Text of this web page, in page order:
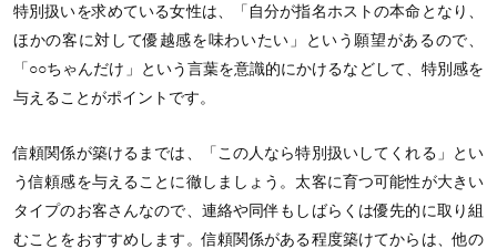
特別扱いを求めている女性は、「自分が指名ホストの本命となり、
ほかの客に対して優越感を味わいたい」という願望があるので、
「○○ちゃんだけ」という言葉を意識的にかけるなどして、特別感を
与えることがポイントです。
信頼関係が築けるまでは、「この人なら特別扱いしてくれる」とい
う信頼感を与えることに徹しましょう。太客に育つ可能性が大きい
タイプのお客さんなので、連絡や同伴もしばらくは優先的に取り組
むことをおすすめします。信頼関係がある程度築けてからは、他の